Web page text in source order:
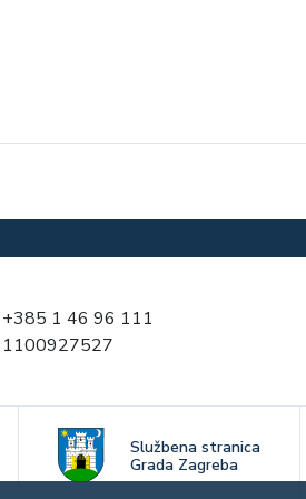
+385 1 46 96 111
Službena stranica
Grada Zagreba